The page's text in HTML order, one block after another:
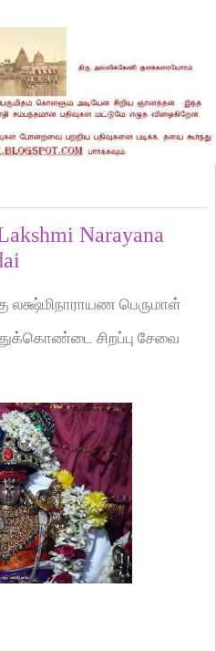
Narayana
லக்ஷ்மிநாராயண பெருமாள்
சிறப்பு சேவை